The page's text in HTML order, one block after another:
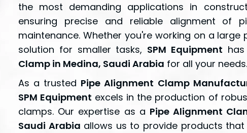
the most demanding applications in
ensuring precise and reliable alignment of
maintenance. Whether you're working on a
solution for smaller tasks, SPM Equipment
Clamp in Medina, Saudi Arabia for all your needs.
As a trusted Pipe Alignment Clamp
SPM Equipment excels in the production of
clamps. Our expertise as a Pipe Alignment
Saudi Arabia allows us to provide products